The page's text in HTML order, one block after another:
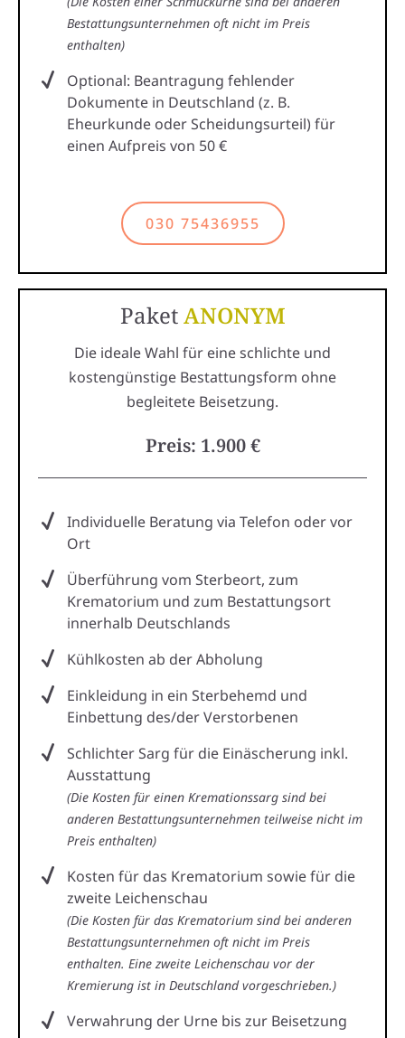
Bestattungsunternehmen oft nicht im Preis
enthalten)
Optional: Beantragung fehlender
Dokumente in Deutschland (z. B.
Eheurkunde oder Scheidungsurteil) für
einen Aufpreis von 50 €
030 75436955
PaketANONYM
Die ideale Wahl für eine schlichte und
kostengünstige Bestattungsform ohne
begleitete Beisetzung.
Preis: 1.900 €
Individuelle Beratung via Telefon oder vor
Ort
Überführung vom Sterbeort, zum
Krematorium und zum Bestattungsort
innerhalb Deutschlands
Kühlkosten ab der Abholung
Einkleidung in ein Sterbehemd und
Einbettung des/der Verstorbenen
Schlichter Sarg für die Einäscherung inkl.
Ausstattung
(Die Kosten für einen Kremationssarg sind bei
anderen Bestattungsunternehmen teilweise nicht im
Preis enthalten)
Kosten für das Krematorium sowie für die
zweite Leichenschau
(Die Kosten für das Krematorium sind bei anderen
Bestattungsunternehmen oft nicht im Preis
enthalten. Eine zweite Leichenschau vor der
Kremierung ist in Deutschland vorgeschrieben.)
Verwahrung der Urne bis zur Beisetzung